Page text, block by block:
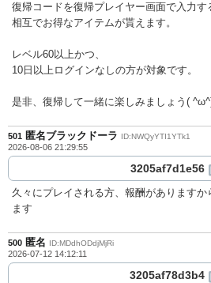
復帰コードを復帰プレイヤー画面で入力す
相互でお得なアイテムが貰えます。
レベル60以上かつ、
10日以上ログインなしの方が対象です
是非、復帰して一緒に楽しみましょう(
501 匿名ブラックドーラ ID:NWQyYTI1YTk1
2026-08-06 21:29:55
3205af7d1e56
久々にプレイされる方、報酬があります
ます
500 匿名 ID:MDdhODdjMjRi
2026-07-12 14:12:11
3205af78d3b4